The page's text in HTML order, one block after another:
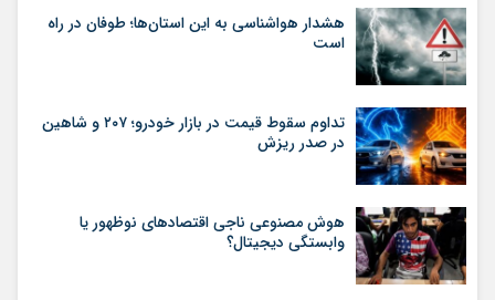
هشدار هواشناسی به این استان‌ها؛ طوفان در راه
است
تداوم سقوط قیمت در بازار خودرو؛ ۲۰۷ و شاهین
در صدر ریزش
هوش مصنوعی ناجی اقتصادهای نوظهور یا
وابستگی دیجیتال؟